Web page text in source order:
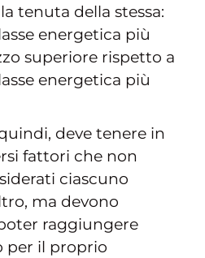
tenuta della stessa:
energetica più
superiore rispetto a
energetica più
deve tenere in
fattori che non
ciascuno
ma devono
raggiungere
per il proprio